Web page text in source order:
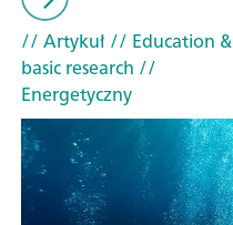
// Artykuł// Education &
basic research //
Energetyczny